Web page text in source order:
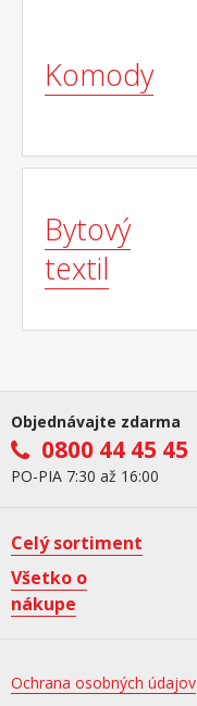
Komody
Bytový
textil
Objednávajte zdarma
0800 44 45 45
PO-PIA 7:30 až 16:00
Celý sortiment
Všetko o
nákupe
Ochrana osobných údajov